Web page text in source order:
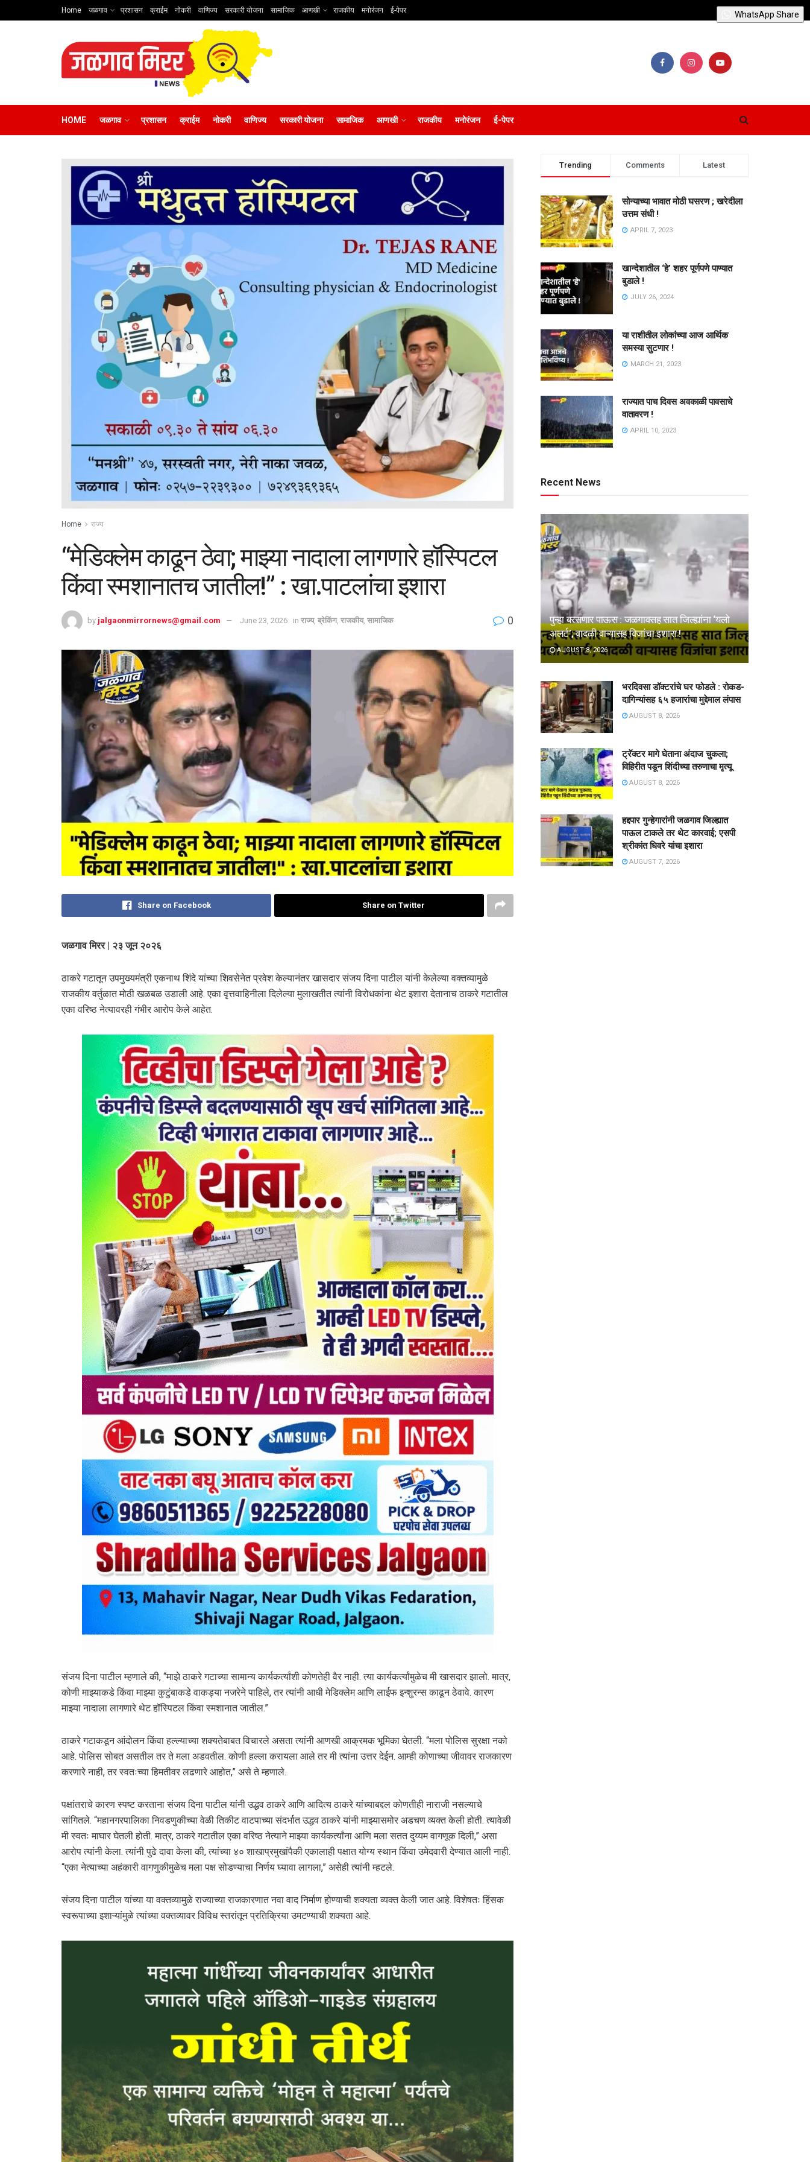
Home जळगाव प्रशासन क्राईम नोकरी वाणिज्य सरकारी योजना सामाजिक आणखी राजकीय मनोरंजन ई-पेपर
HOME जळगाव प्रशासन क्राईम नोकरी वाणिज्य सरकारी योजना सामाजिक आणखी राजकीय मनोरंजन ई-पेपर
Home राज्य
“मेडिक्लेम काढून ठेवा; माझ्या नादाला लागणारे हॉस्पिटल
किंवा स्मशानातच जातील!” : खा.पाटलांचा इशारा
by jalgaonmirrornews@gmail.com June 23, 2026 in राज्य, ब्रेकिंग, राजकीय, सामाजिक 0
Share on Facebook Share on Twitter
जळगाव मिरर | २३ जून २०२६
ठाकरे गटातून उपमुख्यमंत्री एकनाथ शिंदे यांच्या शिवसेनेत प्रवेश केल्यानंतर खासदार संजय दिना पाटील यांनी केलेल्या वक्तव्यामुळे
राजकीय वर्तुळात मोठी खळबळ उडाली आहे. एका वृत्तवाहिनीला दिलेल्या मुलाखतीत त्यांनी विरोधकांना थेट इशारा देतानाच ठाकरे गटातील
एका वरिष्ठ नेत्यावरही गंभीर आरोप केले आहेत.
संजय दिना पाटील म्हणाले की, “माझे ठाकरे गटाच्या सामान्य कार्यकर्त्यांशी कोणतेही वैर नाही. त्या कार्यकर्त्यांमुळेच मी खासदार झालो. मात्र,
कोणी माझ्याकडे किंवा माझ्या कुटुंबाकडे वाकड्या नजरेने पाहिले, तर त्यांनी आधी मेडिक्लेम आणि लाईफ इन्शुरन्स काढून ठेवावे. कारण
माझ्या नादाला लागणारे थेट हॉस्पिटल किंवा स्मशानात जातील.”
ठाकरे गटाकडून आंदोलन किंवा हल्ल्याच्या शक्यतेबाबत विचारले असता त्यांनी आणखी आक्रमक भूमिका घेतली. “मला पोलिस सुरक्षा नको
आहे. पोलिस सोबत असतील तर ते मला अडवतील. कोणी हल्ला करायला आले तर मी त्यांना उत्तर देईन. आम्ही कोणाच्या जीवावर राजकारण
करणारे नाही, तर स्वतःच्या हिमतीवर लढणारे आहोत,” असे ते म्हणाले.
पक्षांतराचे कारण स्पष्ट करताना संजय दिना पाटील यांनी उद्धव ठाकरे आणि आदित्य ठाकरे यांच्याबद्दल कोणतीही नाराजी नसल्याचे
सांगितले. “महानगरपालिका निवडणुकीच्या वेळी तिकीट वाटपाच्या संदर्भात उद्धव ठाकरे यांनी माझ्यासमोर अडचण व्यक्त केली होती. त्यावेळी
मी स्वतः माघार घेतली होती. मात्र, ठाकरे गटातील एका वरिष्ठ नेत्याने माझ्या कार्यकर्त्यांना आणि मला सतत दुय्यम वागणूक दिली,” असा
आरोप त्यांनी केला. त्यांनी पुढे दावा केला की, त्यांच्या ४० शाखाप्रमुखांपैकी एकालाही पक्षात योग्य स्थान किंवा उमेदवारी देण्यात आली नाही.
“एका नेत्याच्या अहंकारी वागणुकीमुळेच मला पक्ष सोडण्याचा निर्णय घ्यावा लागला,” असेही त्यांनी म्हटले.
संजय दिना पाटील यांच्या या वक्तव्यामुळे राज्याच्या राजकारणात नवा वाद निर्माण होण्याची शक्यता व्यक्त केली जात आहे. विशेषतः हिंसक
स्वरूपाच्या इशाऱ्यांमुळे त्यांच्या वक्तव्यावर विविध स्तरांतून प्रतिक्रिया उमटण्याची शक्यता आहे.
Trending Comments Latest
सोन्याच्या भावात मोठी घसरण ; खरेदीला
उत्तम संधी !
APRIL 7, 2023
खान्देशातील ‘हे’ शहर पूर्णपणे पाण्यात
बुडाले !
JULY 26, 2024
या राशीतील लोकांच्या आज आर्थिक
समस्या सुटणार !
MARCH 21, 2023
राज्यात पाच दिवस अवकाळी पावसाचे
वातावरण !
APRIL 10, 2023
Recent News
पुन्हा बरसणार पाऊस : जळगावसह सात जिल्ह्यांना ‘यलो
अलर्ट’; वादळी वाऱ्यासह विजांचा इशारा !
AUGUST 8, 2026
भरदिवसा डॉक्टरांचे घर फोडले : रोकड-
दागिन्यांसह ६५ हजारांचा मुद्देमाल लंपास
AUGUST 8, 2026
ट्रॅक्टर मागे घेताना अंदाज चुकला;
विहिरीत पडून शिंदीच्या तरुणाचा मृत्यू
AUGUST 8, 2026
हद्दपार गुन्हेगारांनी जळगाव जिल्ह्यात
पाऊल टाकले तर थेट कारवाई; एसपी
श्रीकांत धिवरे यांचा इशारा
AUGUST 7, 2026
WhatsApp Share